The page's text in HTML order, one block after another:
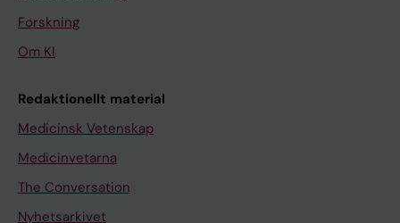
Forskning
Om KI
Redaktionellt material
Medicinsk Vetenskap
Medicinvetarna
The Conversation
Nyhetsarkivet